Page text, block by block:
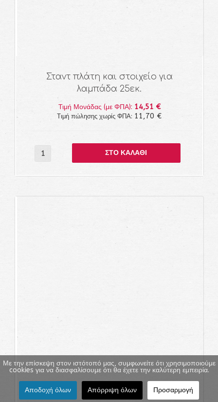
Σταντ πλάτη και στοιχείο για
λαμπάδα 25εκ.
Τιμή Μονάδας (με ΦΠΑ): 14,51 €
Τιμή πώλησης χωρίς ΦΠΑ: 11,70 €
Με την επίσκεψη στον ιστότοπό μας, συμφωνείτε ότι χρησιμοποιούμε
cookies για να διασφαλίσουμε ότι θα έχετε την καλύτερη εμπειρία.
Αποδοχή όλων Απόρριψη όλων Προσαρμογή